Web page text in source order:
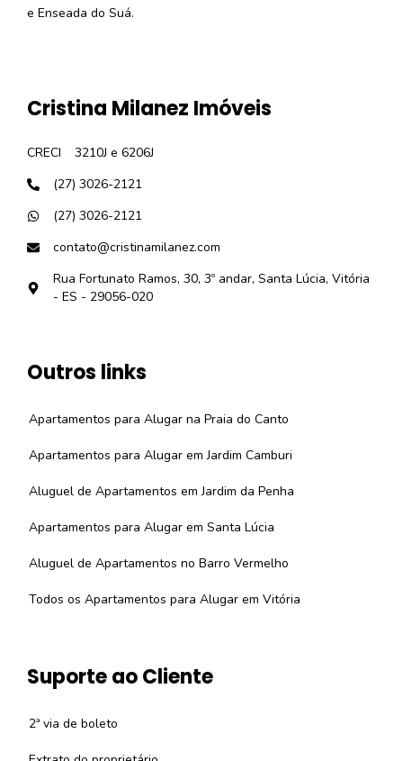
e Enseada do Suá.
Cristina Milanez Imóveis
CRECI
3210J e 6206J
(27) 3026-2121
(27) 3026-2121
contato@cristinamilanez.com
Rua Fortunato Ramos, 30, 3º andar, Santa Lúcia, Vitória
- ES - 29056-020
Outros links
Apartamentos para Alugar na Praia do Canto
Apartamentos para Alugar em Jardim Camburi
Aluguel de Apartamentos em Jardim da Penha
Apartamentos para Alugar em Santa Lúcia
Aluguel de Apartamentos no Barro Vermelho
Todos os Apartamentos para Alugar em Vitória
Suporte ao Cliente
2ª via de boleto